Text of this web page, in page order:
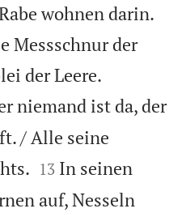
wohnen darin.
Messschnur der
der Leere.
niemand ist da, der
/ Alle seine


13 In seinen
auf, Nesseln